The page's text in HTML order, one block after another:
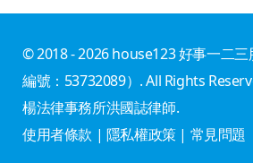
© 2018 - 2026 house123 好事一二
編號：53732089）. All Rights
楊法律事務所洪國誌律師.
使用者條款 | 隱私權政策| 常見問題